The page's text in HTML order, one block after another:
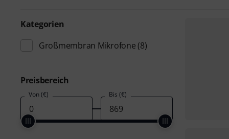
Kategorien
Großmembran Mikrofone (8)
Preisbereich
Von (€) Bis (€)